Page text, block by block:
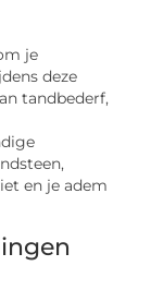
je
deze
tandbederf,
en je adem